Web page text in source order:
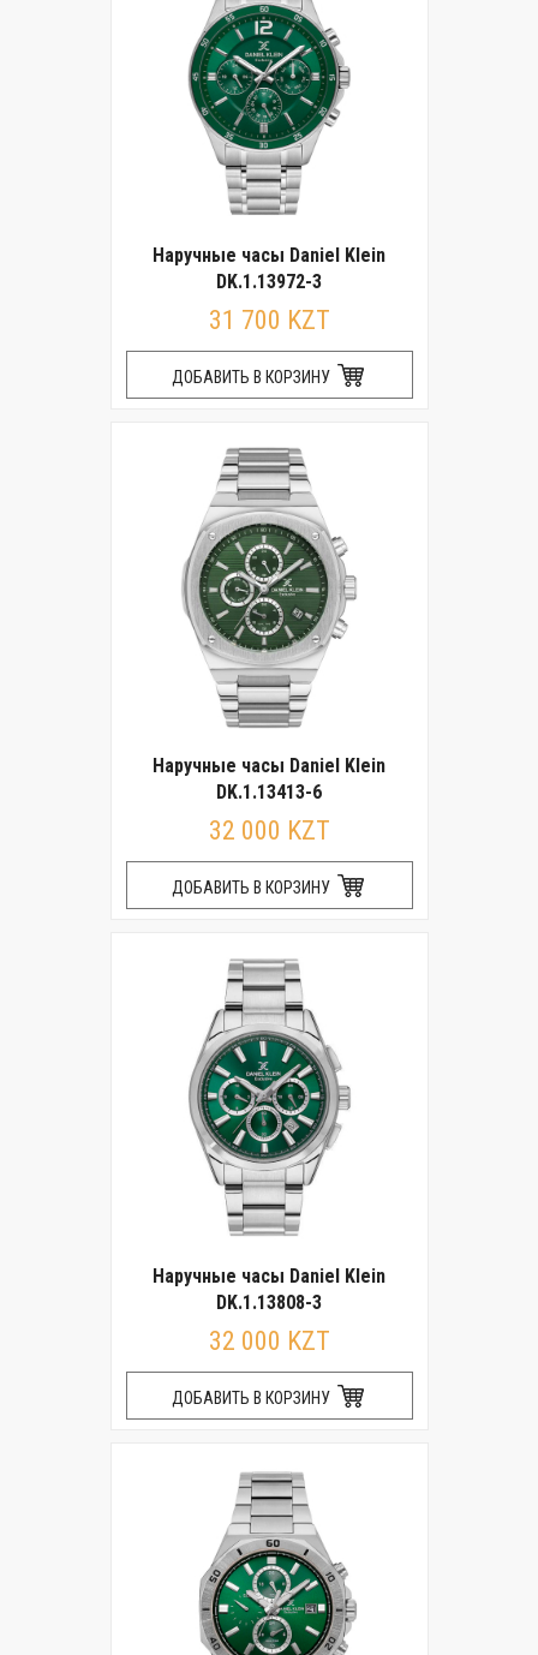
Наручные часы Daniel Klein
DK.1.13972-3
31 700 KZT
ДОБАВИТЬ В КОРЗИНУ
Наручные часы Daniel Klein
DK.1.13413-6
32 000 KZT
ДОБАВИТЬ В КОРЗИНУ
Наручные часы Daniel Klein
DK.1.13808-3
32 000 KZT
ДОБАВИТЬ В КОРЗИНУ